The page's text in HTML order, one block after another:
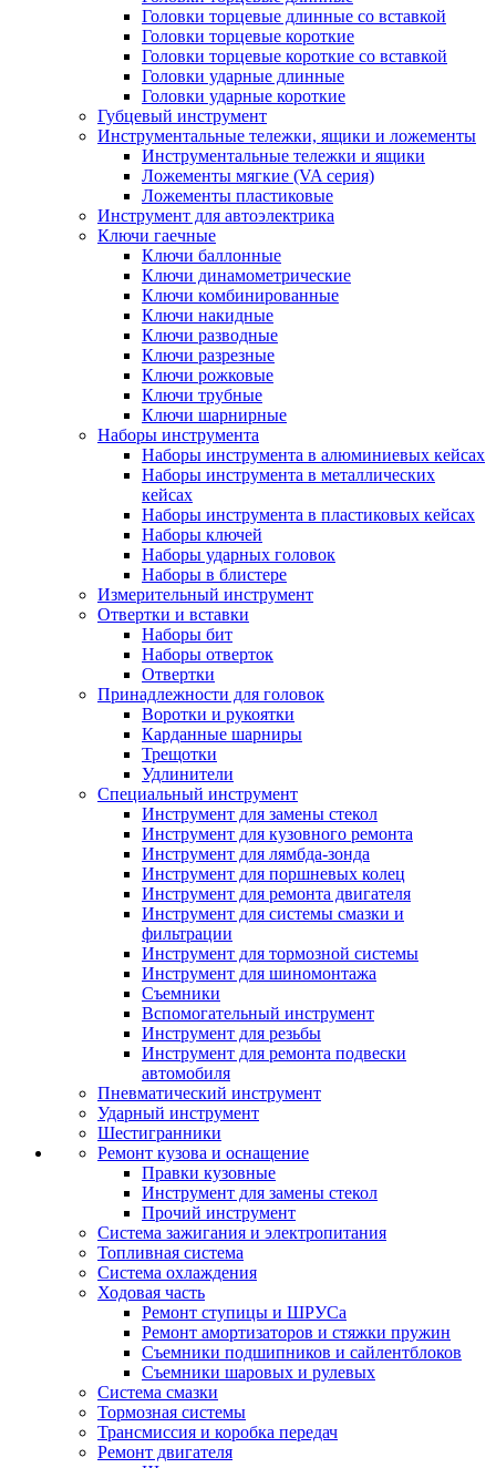
Головки торцевые длинные со вставкой
Головки торцевые короткие
Головки торцевые короткие со вставкой
Головки ударные длинные
Головки ударные короткие
Губцевый инструмент
Инструментальные тележки, ящики и ложементы
Инструментальные тележки и ящики
Ложементы мягкие (VA серия)
Ложементы пластиковые
Инструмент для автоэлектрика
Ключи гаечные
Ключи баллонные
Ключи динамометрические
Ключи комбинированные
Ключи накидные
Ключи разводные
Ключи разрезные
Ключи рожковые
Ключи трубные
Ключи шарнирные
Наборы инструмента
Наборы инструмента в алюминиевых кейсах
Наборы инструмента в металлических
кейсах
Наборы инструмента в пластиковых кейсах
Наборы ключей
Наборы ударных головок
Наборы в блистере
Измерительный инструмент
Отвертки и вставки
Наборы бит
Наборы отверток
Отвертки
Принадлежности для головок
Воротки и рукоятки
Карданные шарниры
Трещотки
Удлинители
Специальный инструмент
Инструмент для замены стекол
Инструмент для кузовного ремонта
Инструмент для лямбда-зонда
Инструмент для поршневых колец
Инструмент для ремонта двигателя
Инструмент для системы смазки и
фильтрации
Инструмент для тормозной системы
Инструмент для шиномонтажа
Съемники
Вспомогательный инструмент
Инструмент для резьбы
Инструмент для ремонта подвески
автомобиля
Пневматический инструмент
Ударный инструмент
Шестигранники
Ремонт кузова и оснащение
Правки кузовные
Инструмент для замены стекол
Прочий инструмент
Система зажигания и электропитания
Топливная система
Система охлаждения
Ходовая часть
Ремонт ступицы и ШРУСа
Ремонт амортизаторов и стяжки пружин
Съемники подшипников и сайлентблоков
Съемники шаровых и рулевых
Система смазки
Тормозная системы
Трансмиссия и коробка передач
Ремонт двигателя